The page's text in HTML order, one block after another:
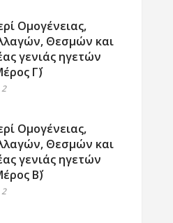
Ομογένειας,
Θεσμών και
γενιάς ηγετών
Γ΄)
2
Ομογένειας,
Θεσμών και
γενιάς ηγετών
Β΄)
2